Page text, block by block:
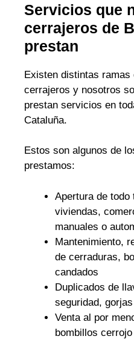
Servicios que
cerrajeros de
prestan
Existen distintas ramas
cerrajeros y nosotros
prestan servicios en
Cataluña.
Estos son algunos de
prestamos:
Apertura de todo
viviendas,
manuales o
Mantenimiento,
de cerraduras,
candados
Duplicados de
seguridad,
Venta al por
bombillos